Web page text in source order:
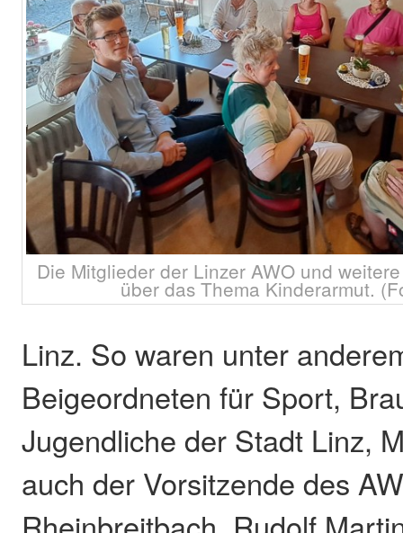
Die Mitglieder der Linzer AWO und
über das Thema Kinderarmut.
Linz. So waren unter
Beigeordneten für Sport,
Jugendliche der Stadt Linz,
auch der Vorsitzende des